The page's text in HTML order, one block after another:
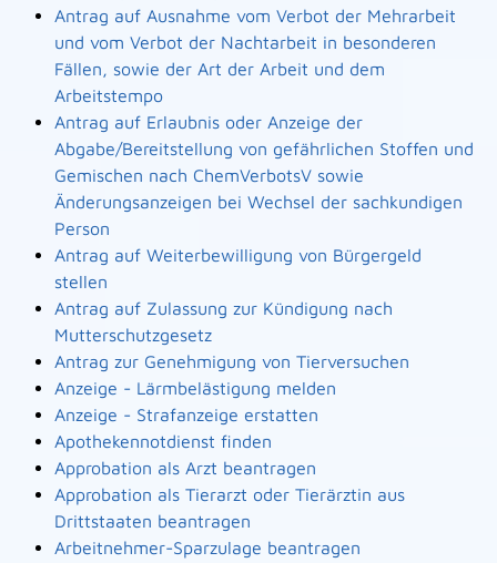
Antrag auf Ausnahme vom Verbot der Mehrarbeit
und vom Verbot der Nachtarbeit in besonderen
Fällen, sowie der Art der Arbeit und dem
Arbeitstempo
Antrag auf Erlaubnis oder Anzeige der
Abgabe/Bereitstellung von gefährlichen Stoffen und
Gemischen nach ChemVerbotsV sowie
Änderungsanzeigen bei Wechsel der sachkundigen
Person
Antrag auf Weiterbewilligung von Bürgergeld
stellen
Antrag auf Zulassung zur Kündigung nach
Mutterschutzgesetz
Antrag zur Genehmigung von Tierversuchen
Anzeige - Lärmbelästigung melden
Anzeige - Strafanzeige erstatten
Apothekennotdienst finden
Approbation als Arzt beantragen
Approbation als Tierarzt oder Tierärztin aus
Drittstaaten beantragen
Arbeitnehmer-Sparzulage beantragen